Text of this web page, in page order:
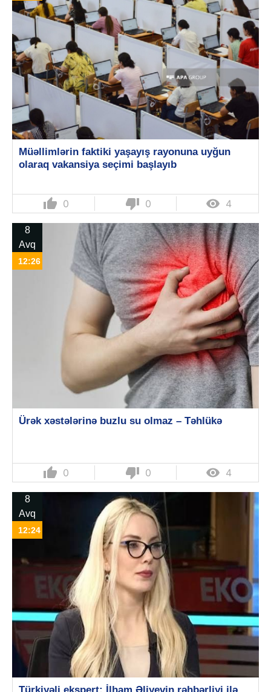
Müəllimlərin faktiki yaşayış rayonuna uyğun
olaraq vakansiya seçimi başlayıb
thumb_up 0 thumb_down 0  4
8
Avq
12:26
Ürək xəstələrinə buzlu su olmaz – Təhlükə
thumb_up 0 thumb_down 0  4
8
Avq
12:24